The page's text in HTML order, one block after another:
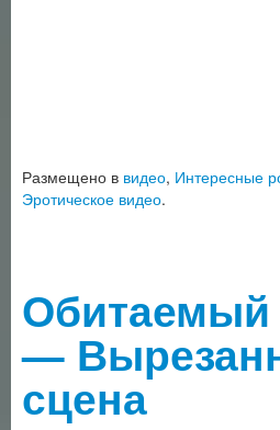
Размещено в видео, Интересные
Эротическое видео.
Обитаемый
—
сцена